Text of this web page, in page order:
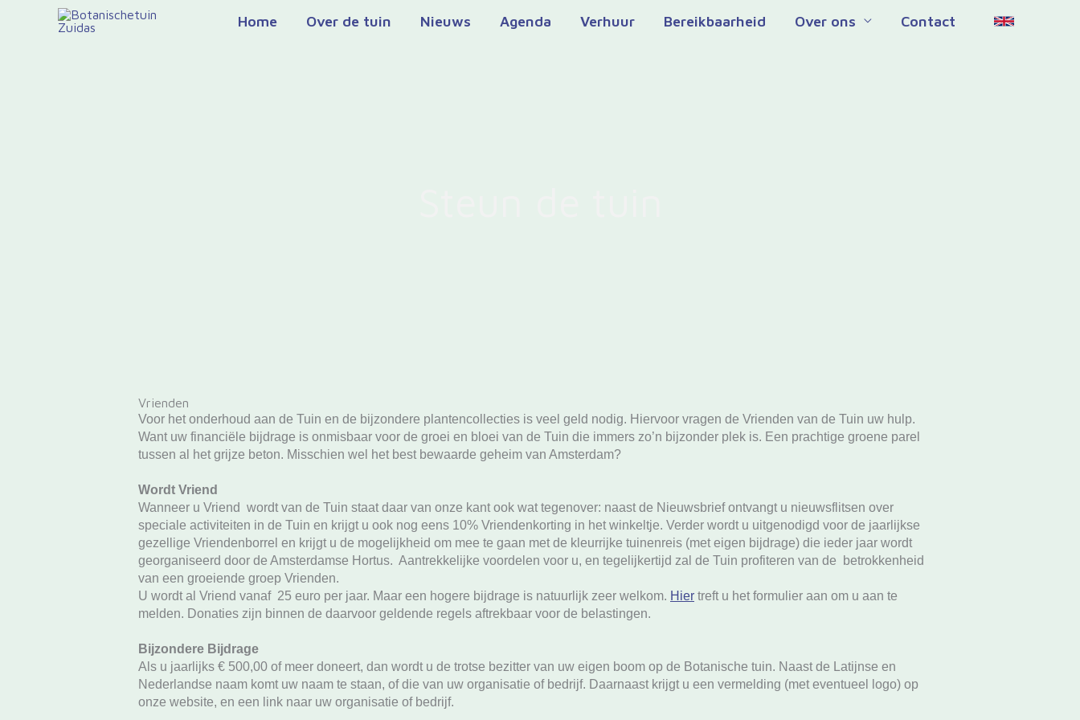
Home Over de tuin Nieuws Agenda Verhuur Bereikbaarheid Over ons Contact
Vrienden
Voor het onderhoud aan de Tuin en de bijzondere plantencollecties is veel geld nodig. Hiervoor vragen de Vrienden van de Tuin uw hulp.
Want uw financiële bijdrage is onmisbaar voor de groei en bloei van de Tuin die immers zo’n bijzonder plek is. Een prachtige groene parel
tussen al het grijze beton. Misschien wel het best bewaarde geheim van Amsterdam?
Wordt Vriend
Wanneer u Vriend wordt van de Tuin staat daar van onze kant ook wat tegenover: naast de Nieuwsbrief ontvangt u nieuwsflitsen over
speciale activiteiten in de Tuin en krijgt u ook nog eens 10% Vriendenkorting in het winkeltje. Verder wordt u uitgenodigd voor de jaarlijkse
gezellige Vriendenborrel en krijgt u de mogelijkheid om mee te gaan met de kleurrijke tuinenreis (met eigen bijdrage) die ieder jaar wordt
georganiseerd door de Amsterdamse Hortus. Aantrekkelijke voordelen voor u, en tegelijkertijd zal de Tuin profiteren van de betrokkenheid
van een groeiende groep Vrienden.
U wordt al Vriend vanaf 25 euro per jaar. Maar een hogere bijdrage is natuurlijk zeer welkom. Hier treft u het formulier aan om u aan te
melden. Donaties zijn binnen de daarvoor geldende regels aftrekbaar voor de belastingen.
Bijzondere Bijdrage
Als u jaarlijks € 500,00 of meer doneert, dan wordt u de trotse bezitter van uw eigen boom op de Botanische tuin. Naast de Latijnse en
Nederlandse naam komt uw naam te staan, of die van uw organisatie of bedrijf. Daarnaast krijgt u een vermelding (met eventueel logo) op
onze website, en een link naar uw organisatie of bedrijf.